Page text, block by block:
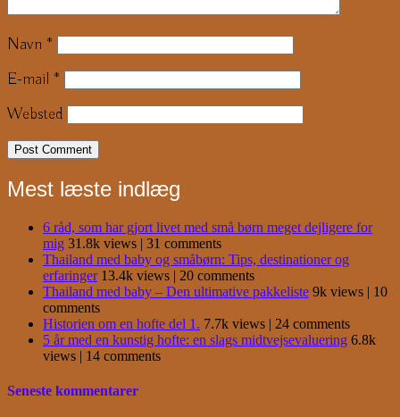
Navn *
E-mail *
Websted
Mest læste indlæg
6 råd, som har gjort livet med små børn meget dejligere for
mig 31.8k views | 31 comments
Thailand med baby og småbørn: Tips, destinationer og
erfaringer 13.4k views | 20 comments
Thailand med baby – Den ultimative pakkeliste 9k views | 10
comments
Historien om en hofte del 1. 7.7k views | 24 comments
5 år med en kunstig hofte: en slags midtvejsevaluering 6.8k
views | 14 comments
Seneste kommentarer